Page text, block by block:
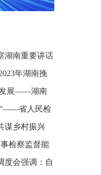
湖南重要讲话
年湖南挽
发展——湖南
权犯罪10起
”——省人民检
开放日活动
谋乡村振兴
村“两委”干
检察监督能
度会强调：自